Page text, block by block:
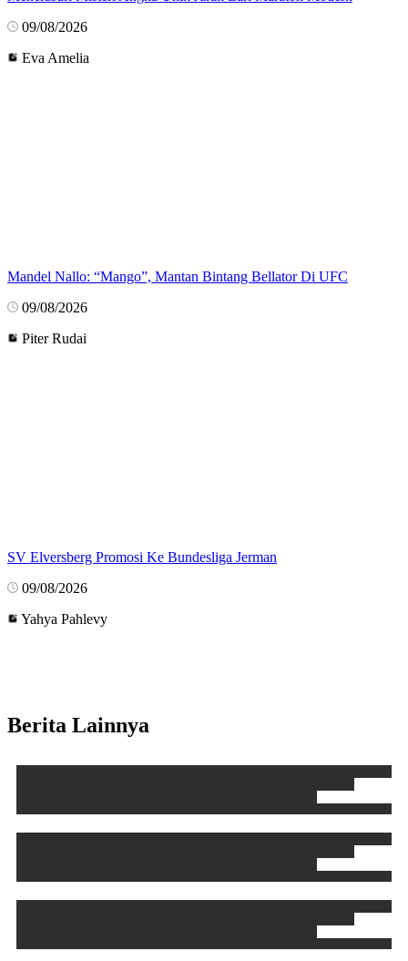
09/08/2026
Eva Amelia
Mandel Nallo: “Mango”, Mantan Bintang Bellator Di UFC
09/08/2026
Piter Rudai
SV Elversberg Promosi Ke Bundesliga Jerman
09/08/2026
Yahya Pahlevy
Berita Lainnya